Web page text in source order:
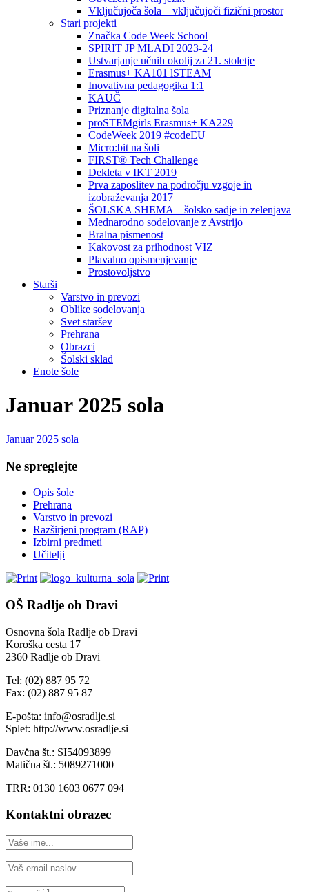
Vključujoča šola – vključujoči fizični prostor
Stari projekti
Značka Code Week School
SPIRIT JP MLADI 2023-24
Ustvarjanje učnih okolij za 21. stoletje
Erasmus+ KA101 lSTEAM
Inovativna pedagogika 1:1
KAUČ
Priznanje digitalna šola
proSTEMgirls Erasmus+ KA229
CodeWeek 2019 #codeEU
Micro:bit na šoli
FIRST® Tech Challenge
Dekleta v IKT 2019
Prva zaposlitev na področju vzgoje in
izobraževanja 2017
ŠOLSKA SHEMA – šolsko sadje in zelenjava
Mednarodno sodelovanje z Avstrijo
Bralna pismenost
Kakovost za prihodnost VIZ
Plavalno opismenjevanje
Prostovoljstvo
Starši
Varstvo in prevozi
Oblike sodelovanja
Svet staršev
Prehrana
Obrazci
Šolski sklad
Enote šole
Januar 2025 sola
Januar 2025 sola
Ne spreglejte
Opis šole
Prehrana
Varstvo in prevozi
Razširjeni program (RAP)
Izbirni predmeti
Učitelji
OŠ Radlje ob Dravi
Osnovna šola Radlje ob Dravi
Koroška cesta 17
2360 Radlje ob Dravi
Tel: (02) 887 95 72
Fax: (02) 887 95 87
E-pošta: info@osradlje.si
Splet: http://www.osradlje.si
Davčna št.: SI54093899
Matična št.: 5089271000
TRR: 0130 1603 0677 094
Kontaktni obrazec